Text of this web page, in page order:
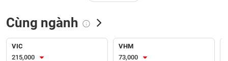
dõi
biệt
Cùng ngành
VIC
215,000
VHM
73,000
CÔNG
ĐẦU
TƯ